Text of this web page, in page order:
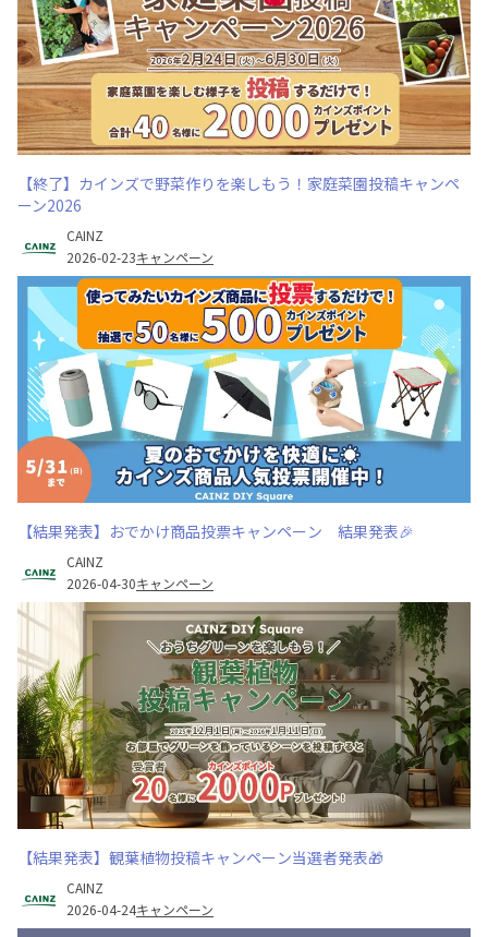
【終了】カインズで野菜作りを楽しもう！家庭菜園投稿キャンペ
ーン2026
CAINZ
2026-02-23キャンペーン
【結果発表】おでかけ商品投票キャンペーン 結果発表🎉
CAINZ
2026-04-30キャンペーン
【結果発表】観葉植物投稿キャンペーン当選者発表🎁
CAINZ
2026-04-24キャンペーン